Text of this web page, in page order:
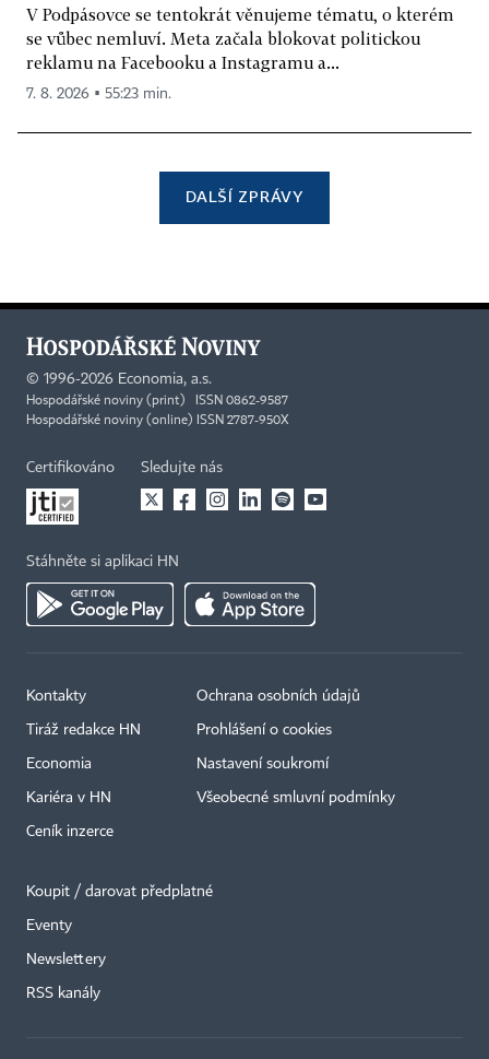
V Podpásovce se tentokrát věnujeme tématu, o kterém
se vůbec nemluví. Meta začala blokovat politickou
reklamu na Facebooku a Instagramu a...
7. 8. 2026 ▪ 55:23 min.
DALŠÍ ZPRÁVY
© 1996-2026 Economia, a.s.
Hospodářské noviny (print) ISSN 0862-9587
Hospodářské noviny (online) ISSN 2787-950X
Certifikováno Sledujte nás
Stáhněte si aplikaci HN
Kontakty
Tiráž redakce HN
Economia
Kariéra v HN
Ceník inzerce
Ochrana osobních údajů
Prohlášení o cookies
Nastavení soukromí
Všeobecné smluvní podmínky
Koupit / darovat předplatné
Eventy
Newslettery
RSS kanály